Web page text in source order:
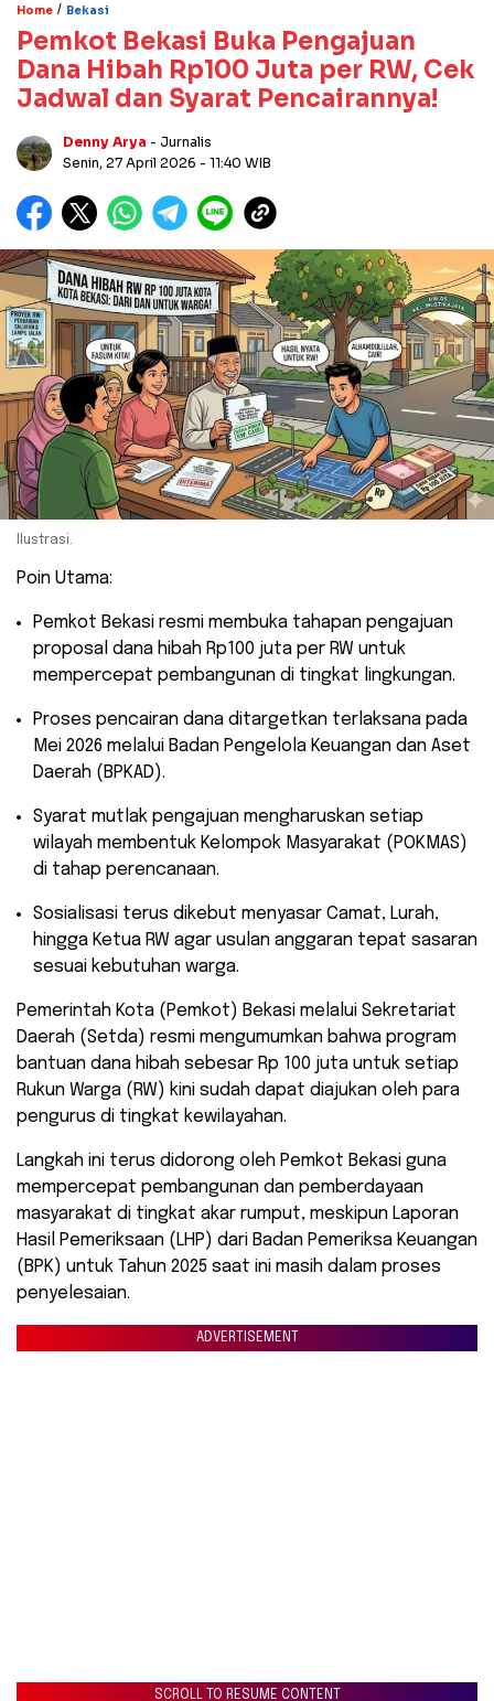
Home / Bekasi
Pemkot Bekasi Buka Pengajuan
Dana Hibah Rp100 Juta per RW, Cek
Jadwal dan Syarat Pencairannya!
Denny Arya - Jurnalis
Senin, 27 April 2026 - 11:40 WIB
Ilustrasi.
Poin Utama:
Pemkot Bekasi resmi membuka tahapan pengajuan
proposal dana hibah Rp100 juta per RW untuk
mempercepat pembangunan di tingkat lingkungan.
​Proses pencairan dana ditargetkan terlaksana pada
Mei 2026 melalui Badan Pengelola Keuangan dan Aset
Daerah (BPKAD).
​Syarat mutlak pengajuan mengharuskan setiap
wilayah membentuk Kelompok Masyarakat (POKMAS)
di tahap perencanaan.
​Sosialisasi terus dikebut menyasar Camat, Lurah,
hingga Ketua RW agar usulan anggaran tepat sasaran
sesuai kebutuhan warga.
​Pemerintah Kota (Pemkot) Bekasi melalui Sekretariat
Daerah (Setda) resmi mengumumkan bahwa program
bantuan dana hibah sebesar Rp 100 juta untuk setiap
Rukun Warga (RW) kini sudah dapat diajukan oleh para
pengurus di tingkat kewilayahan.
​Langkah ini terus didorong oleh Pemkot Bekasi guna
mempercepat pembangunan dan pemberdayaan
masyarakat di tingkat akar rumput, meskipun Laporan
Hasil Pemeriksaan (LHP) dari Badan Pemeriksa Keuangan
(BPK) untuk Tahun 2025 saat ini masih dalam proses
penyelesaian.
ADVERTISEMENT
SCROLL TO RESUME CONTENT